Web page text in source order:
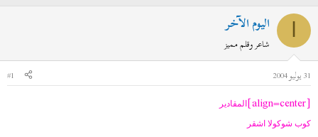
ئ
م
و
ض
خ
ل
ب
د
اليوم الآخر
شاعر وقلم مميز
31 يوليو 2004
#1
[align=center]
المقادير
كوب شوكولا اشقر